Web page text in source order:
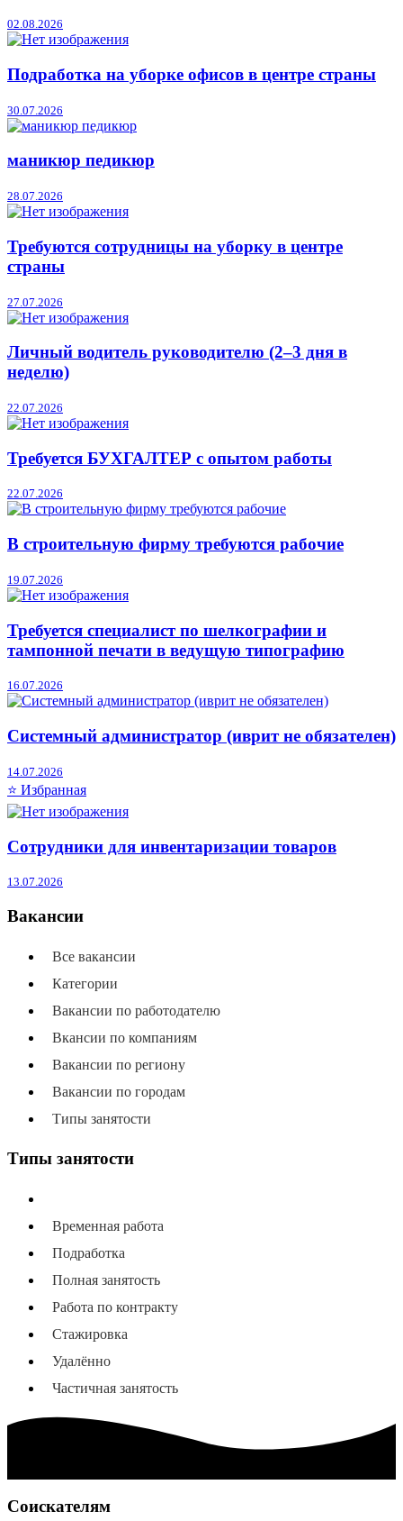
02.08.2026
Подработка на уборке офисов в центре страны
30.07.2026
маникюр педикюр
28.07.2026
Требуются сотрудницы на уборку в центре
страны
27.07.2026
Личный водитель руководителю (2–3 дня в
неделю)
22.07.2026
Требуется БУХГАЛТЕР с опытом работы
22.07.2026
В строительную фирму требуются рабочие
19.07.2026
Требуется специалист по шелкографии и
тампонной печати в ведущую типографию
16.07.2026
Системный администратор (иврит не обязателен)
14.07.2026
⭐ Избранная
Сотрудники для инвентаризации товаров
13.07.2026
Вакансии
Все вакансии
Категории
Вакансии по работодателю
Вкансии по компаниям
Вакансии по региону
Вакансии по городам
Типы занятости
Типы занятости
Временная работа
Подработка
Полная занятость
Работа по контракту
Стажировка
Удалённо
Частичная занятость
Соискателям